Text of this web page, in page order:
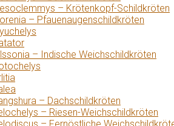
– Krötenkopf-Schildkröten
– Pfauenaugenschildkröten
– Indische Weichschildkröten
– Dachschildkröten
– Riesen-Weichschildkröten